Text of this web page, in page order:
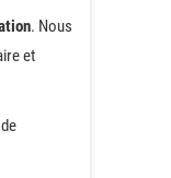
. Nous
et